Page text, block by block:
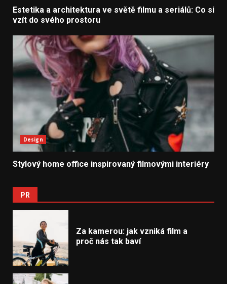
Estetika a architektura ve světě filmu a seriálů: Co si
vzít do svého prostoru
Design
Stylový home office inspirovaný filmovými interiéry
PR
Za kamerou: jak vzniká film a
proč nás tak baví